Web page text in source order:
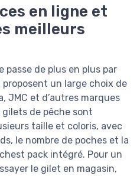
en ligne et
meilleurs
passe de plus en plus par
un large choix de
JMC et d’autres marques
gilets de pêche sont
taille et coloris, avec
le nombre de poches et la
pack intégré. Pour un
le gilet en magasin,